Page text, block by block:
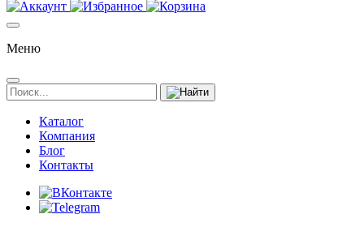
Меню
Каталог
Компания
Блог
Контакты